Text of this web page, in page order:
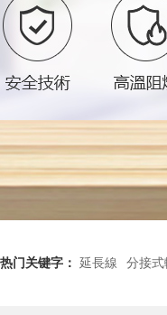
热门关键字： 延長線 分接式